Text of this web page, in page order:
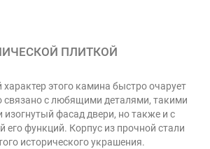
ПЛИТКОЙ
этого камина быстро очарует
связано с любящими деталями, такими
изогнутый фасад двери, но также и с
его функций. Корпус из прочной стали
исторического украшения.